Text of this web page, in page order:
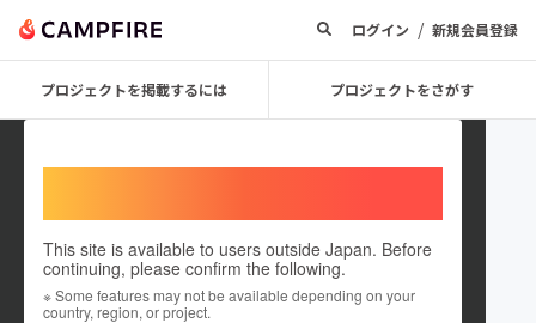
ログイン / 新規会員登録
プロジェクトを掲載するには プロジェクトをさがす
This site is available to users outside Japan. Before
continuing, please confirm the following.
※ Some features may not be available depending on your
country, region, or project.
canhomuongthanh